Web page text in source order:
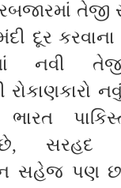
તેજી
દૂર
નવી
રોકાણકારો
સરહદ
સહેજ પણ